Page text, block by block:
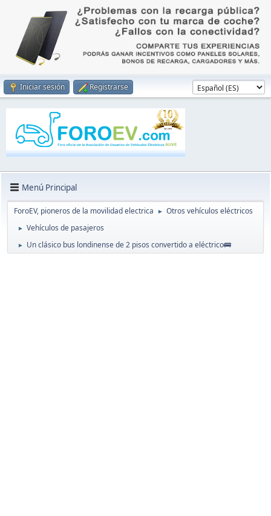
Iniciar sesión Registrarse
Menú Principal
ForoEV, pioneros de la movilidad electrica ► Otros vehículos eléctricos
► Vehículos de pasajeros
► Un clásico bus londinense de 2 pisos convertido a eléctrico🚌